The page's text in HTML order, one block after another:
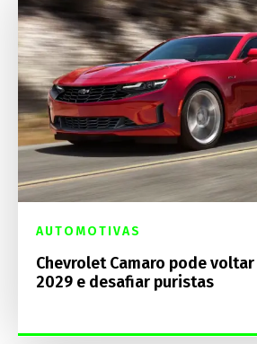
AUTOMOTIVAS
Chevrolet Camaro pode
2029 e desafiar puristas